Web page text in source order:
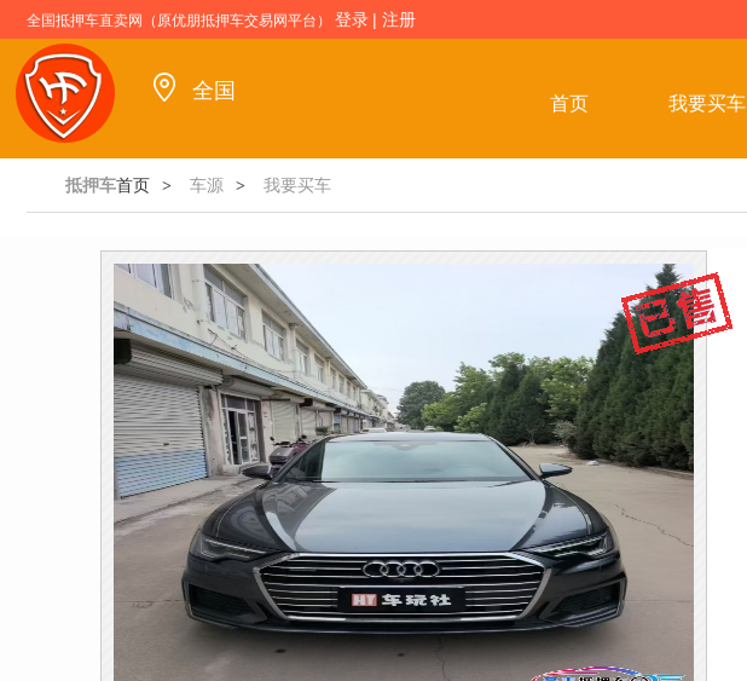
全国抵押车直卖网（原优朋抵押车交易网平台） 登录 | 注册
全国
首页 我要买车
抵押车首页 > 车源 > 我要买车